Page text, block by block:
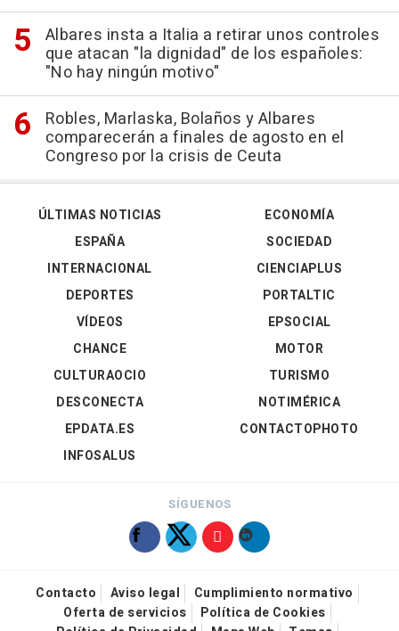
Albares insta a Italia a retirar unos controles
que atacan "la dignidad" de los españoles:
"No hay ningún motivo"
Robles, Marlaska, Bolaños y Albares
comparecerán a finales de agosto en el
Congreso por la crisis de Ceuta
ÚLTIMAS NOTICIAS
ESPAÑA
INTERNACIONAL
DEPORTES
VÍDEOS
ECONOMÍA
SOCIEDAD
CIENCIAPLUS
PORTALTIC
EPSOCIAL
CHANCE
CULTURAOCIO
DESCONECTA
EPDATA.ES
INFOSALUS
MOTOR
TURISMO
NOTIMÉRICA
CONTACTOPHOTO
SÍGUENOS
Contacto Aviso legal
Cumplimiento normativo
Oferta de servicios
Política de Cookies